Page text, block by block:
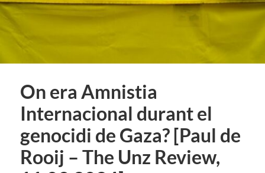
On era Amnistia
Internacional durant el
genocidi de Gaza? [Paul de
Rooij – The Unz Review,